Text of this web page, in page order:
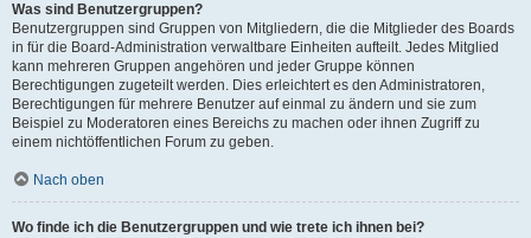
Was sind Benutzergruppen?
Benutzergruppen sind Gruppen von Mitgliedern, die die Mitglieder des Boards
in für die Board-Administration verwaltbare Einheiten aufteilt. Jedes Mitglied
kann mehreren Gruppen angehören und jeder Gruppe können
Berechtigungen zugeteilt werden. Dies erleichtert es den Administratoren,
Berechtigungen für mehrere Benutzer auf einmal zu ändern und sie zum
Beispiel zu Moderatoren eines Bereichs zu machen oder ihnen Zugriff zu
einem nichtöffentlichen Forum zu geben.
Nach oben
Wo finde ich die Benutzergruppen und wie trete ich ihnen bei?